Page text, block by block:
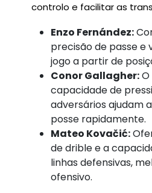
controlo e facilitar as
Enzo Fernández:
precisão de passe e
jogo a partir de
Conor Gallagher:
capacidade de
adversários ajudam
posse rapidamente.
Mateo Kovačić:
de drible e a
linhas defensivas,
ofensivo.